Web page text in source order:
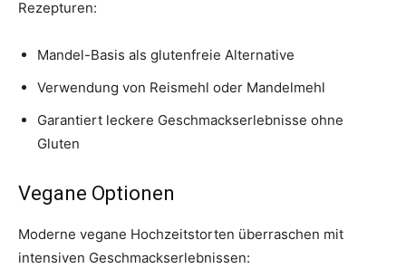
Rezepturen:
Mandel-Basis als glutenfreie Alternative
Verwendung von Reismehl oder Mandelmehl
Garantiert leckere Geschmackserlebnisse ohne
Gluten
Vegane Optionen
Moderne vegane Hochzeitstorten überraschen mit
intensiven Geschmackserlebnissen: